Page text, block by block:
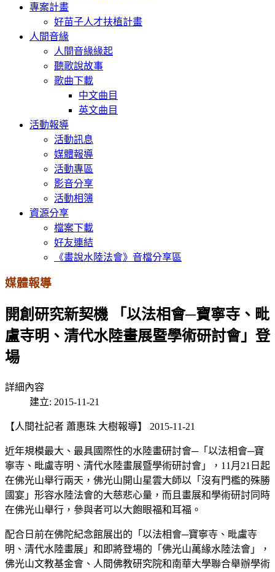
專案計畫
好苗子人才扶植計畫
人間音緣
人間音緣緣起
聽歌說故事
歌曲下載
中文曲目
英文曲目
活動報導
活動訊息
媒體報導
活動專區
影音分享
活動相簿
資源分享
檔案下載
好友連結
《畫說水陸法會》音檔分享區
媒體報導
開創研究新契機 「以法相會─寶寧寺、毗
盧寺明、清代水陸畫展暨學術研討會」登
場
詳細內容
建立: 2015-11-21
【人間社記者 蕭惠珠 大樹報導】 2015-11-21
近年規模最大、最具國際性的水陸畫研討會─「以法相會─寶
寧寺、毗盧寺明、清代水陸畫展暨學術研討會」，11月21日起
在佛光山舉行兩天，佛光山開山星雲大師以「沒有門檻的殊勝
國宴」形容水陸法會的大慈悲心量，而且畫展和學術研討同時
在佛光山舉行，參與者可以大飽眼福和耳福。
配合日前在佛陀紀念館展出的「以法相會─寶寧寺、毗盧寺
明、清代水陸畫展」和即將登場的「佛光山萬緣水陸法會」，
佛光山文教基金會、人間佛教研究院和南華大學聯合舉辦學術